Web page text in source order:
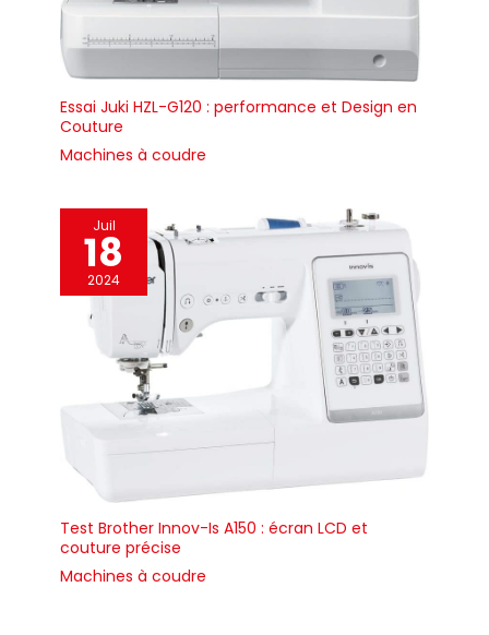
Essai Juki HZL-G120 : performance et Design en
Couture
Machines à coudre
Juil
18
2024
Test Brother Innov-Is A150 : écran LCD et
couture précise
Machines à coudre